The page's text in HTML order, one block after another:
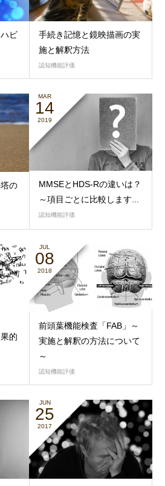
ビ
手続き記憶と鏡映描画の実
施と解釈方法
認知機能評価
の
MAR
14
2019
MMSEとHDS-Rの違いは？
～項目ごとに比較します...
認知機能評価
的
JUL
08
2018
前頭葉機能検査「FAB」～
実施と解釈の方法について
～
認知機能評価
JUN
25
2017